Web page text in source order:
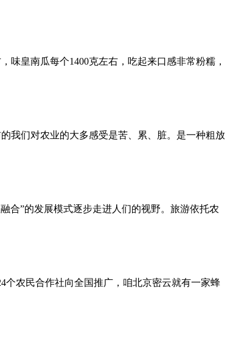
味皇南瓜每个1400克左右，吃起来口感非常粉糯，
我们对农业的大多感受是苦、累、脏。是一种粗放
合”的发展模式逐步走进人们的视野。旅游依托农
个农民合作社向全国推广，咱北京密云就有一家蜂